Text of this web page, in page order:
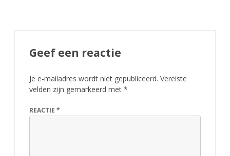
Geef een reactie
Je e-mailadres wordt niet gepubliceerd. Vereiste
velden zijn gemarkeerd met *
REACTIE *